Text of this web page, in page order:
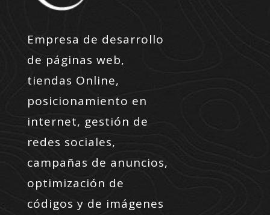
Empresa de desarrollo
de páginas web,
tiendas Online,
posicionamiento en
internet, gestión de
redes sociales,
campañas de anuncios,
optimización de
códigos y de imágenes